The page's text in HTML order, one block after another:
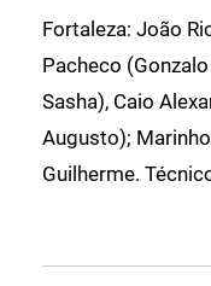
Fortaleza: João
Pacheco
Sasha), Caio
Augusto);
Guilherme.